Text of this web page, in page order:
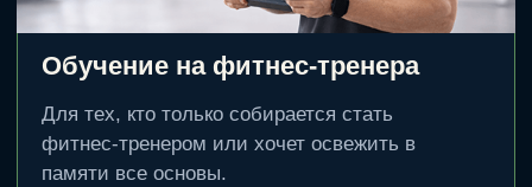
Александр Мироненко.
Оформить • 2 999 ₽